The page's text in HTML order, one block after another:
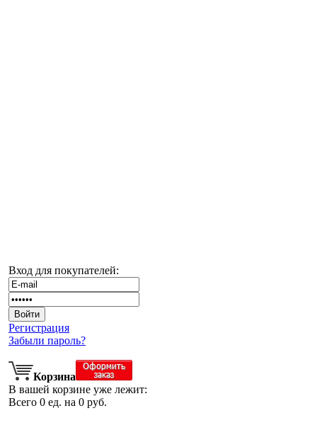
Вход для покупателей:
Регистрация
Забыли пароль?
Корзина
В вашей корзине уже лежит:
Всего 0 ед. на 0 руб.